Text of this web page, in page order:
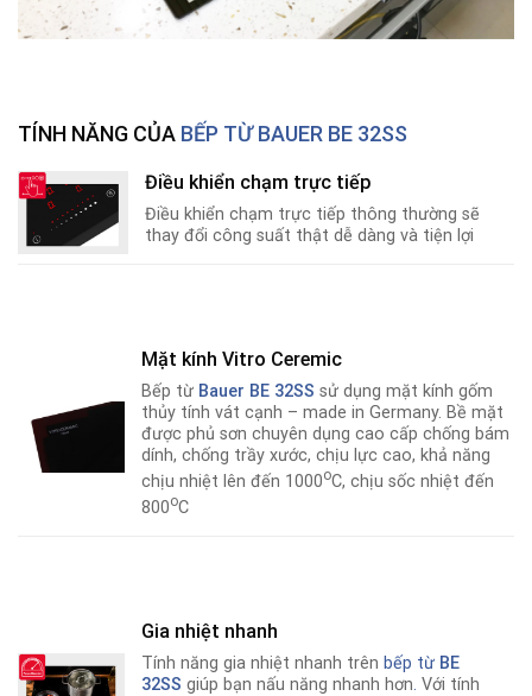
TÍNH NĂNG CỦA BẾP TỪ BAUER BE 32SS
Điều khiển chạm trực tiếp
Điều khiển chạm trực tiếp thông thường sẽ
thay đổi công suất thật dễ dàng và tiện lợi
Mặt kính Vitro Ceremic
Bếp từ Bauer BE 32SS sử dụng mặt kính gốm
thủy tính vát cạnh – made in Germany. Bề mặt
được phủ sơn chuyên dụng cao cấp chống bám
dính, chống trầy xước, chịu lực cao, khả năng
chịu nhiệt lên đến 1000oC, chịu sốc nhiệt đến
800oC
Gia nhiệt nhanh
Tính năng gia nhiệt nhanh trên bếp từ BE
32SS giúp bạn nấu năng nhanh hơn. Với tính